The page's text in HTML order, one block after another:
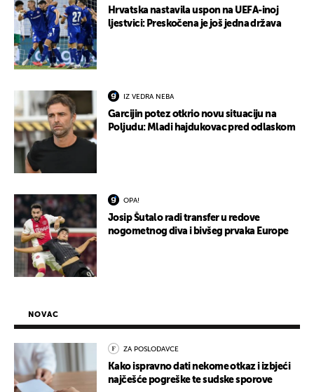
Hrvatska nastavila uspon na UEFA-inoj
ljestvici: Preskočena je još jedna država
IZ VEDRA NEBA
Garcijin potez otkrio novu situaciju na
Poljudu: Mladi hajdukovac pred odlaskom
OPA!
Josip Šutalo radi transfer u redove
nogometnog diva i bivšeg prvaka Europe
NOVAC
ZA POSLODAVCE
Kako ispravno dati nekome otkaz i izbjeći
najčešće pogreške te sudske sporove